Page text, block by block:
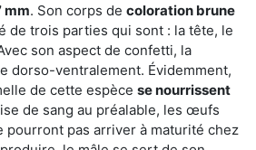
mm. Son corps de coloration brune
de trois parties qui sont : la tête, le
son aspect de confetti, la
dorso-ventralement. Évidemment,
de cette espèce se nourrissent
de sang au préalable, les œufs
pourront pas arriver à maturité chez